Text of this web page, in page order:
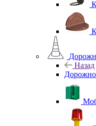
Назад